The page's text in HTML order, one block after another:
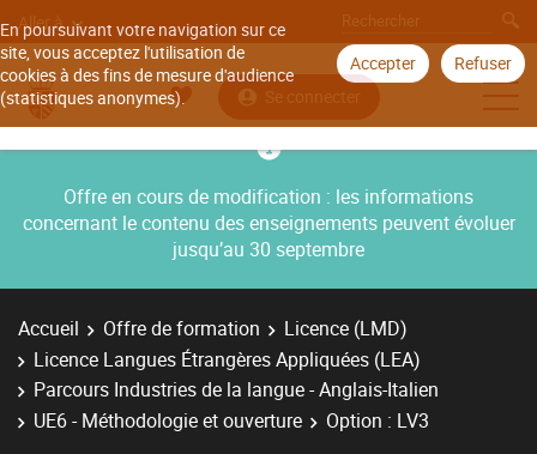
En poursuivant votre navigation sur ce
site, vous acceptez l'utilisation de
cookies à des fins de mesure d'audience
(statistiques anonymes).
Accepter Refuser
Aller à
Se connecter
Offre en cours de modification : les informations
concernant le contenu des enseignements peuvent évoluer
jusqu’au 30 septembre
Accueil Offre de formation
Licence (LMD)
Licence Langues Étrangères Appliquées (LEA)
Parcours Industries de la langue - Anglais-Italien
UE6 - Méthodologie et ouverture
Option : LV3